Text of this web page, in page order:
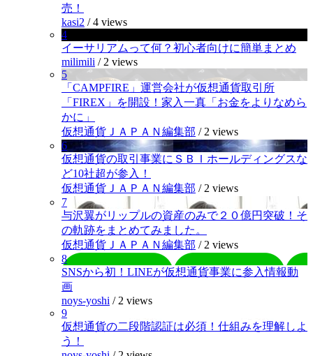
売！
kasi2 /4 views
4
イーサリアムって何？初心者向けに簡単まとめ
milimili / 2 views
5
「CAMPFIRE」運営会社が仮想通貨取引所
「FIREX」を開設！家入一真「お金をよりなめら
かに」
仮想通貨ＪＡＰＡＮ編集部 / 2 views
6
仮想通貨の取引事業にＳＢＩホールディングスな
ど10社超が参入！
仮想通貨ＪＡＰＡＮ編集部 / 2 views
7
与沢翼がリップルの資産のみで２０億円突破！そ
の軌跡をまとめてみました。
仮想通貨ＪＡＰＡＮ編集部 / 2 views
8
SNSから初！LINEが仮想通貨事業に参入情報動
画
noys-yoshi / 2 views
9
仮想通貨の二段階認証は必須！仕組みを理解しよ
う！